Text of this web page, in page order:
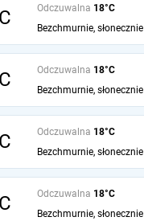
Odczuwalna 18°C
Bezchmurnie, słonecznie
Odczuwalna 18°C
Bezchmurnie, słonecznie
Odczuwalna 18°C
Bezchmurnie, słonecznie
Odczuwalna 18°C
Bezchmurnie, słonecznie